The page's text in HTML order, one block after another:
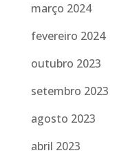
março 2024
fevereiro 2024
outubro 2023
setembro 2023
agosto 2023
abril 2023